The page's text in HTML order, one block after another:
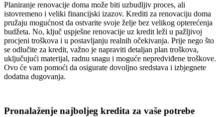
Planiranje renovacije doma može biti uzbudljiv proces, ali
istovremeno i veliki financijski izazov. Krediti za renovaciju doma
pružaju mogućnost da ostvarite svoje želje bez velikog opterećenja
budžeta. No, ključ uspješne renovacije uz kredit leži u pažljivoj
procjeni troškova i u postavljanju realnih očekivanja. Prije nego što
se odlučite za kredit, važno je napraviti detaljan plan troškova,
uključujući materijal, radnu snagu i moguće nepredviđene troškove.
Ovo će vam pomoći da osigurate dovoljno sredstava i izbjegnete
dodatna dugovanja.
Pronalaženje najboljeg kredita za vaše potrebe